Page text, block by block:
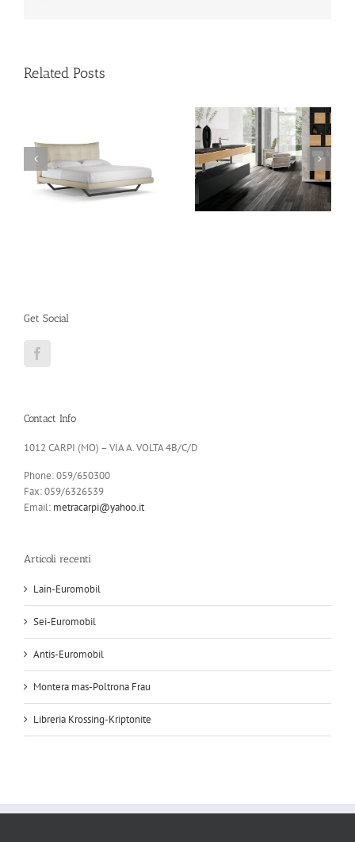
Related Posts
ARCHEDA – Mobile
bagno sospeso
moderno GOLA 10
PRESOTTO propone
Libreria Pari & Dispari
Get Social
Contact Info
1012 CARPI (MO) – VIA A. VOLTA 4B/C/D
Phone: 059/650300
Fax: 059/6326539
Email: metracarpi@yahoo.it
Articoli recenti
Lain-Euromobil
Sei-Euromobil
Antis-Euromobil
Montera mas-Poltrona Frau
Libreria Krossing-Kriptonite